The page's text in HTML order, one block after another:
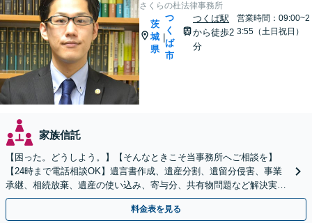
さくらの杜法律事務所
茨
城
県
|
つ
く
ば
市
つくば駅
から徒歩2
分
営業時間：09:00~2
3:55（土日祝日）
家族信託
【困った。どうしよう。】【そんなときこそ当事務所へご相談を】
【24時まで電話相談OK】遺言書作成、遺産分割、遺留分侵害、事業
承継、相続放棄、遺産の使い込み、寄与分、共有物問題など解決実績
多数【依頼者様の最善の解決を目指します】
料金表を見る